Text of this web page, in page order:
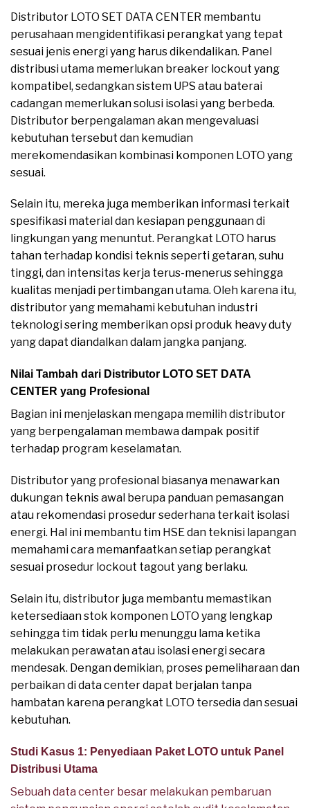
Distributor LOTO SET DATA CENTER membantu
perusahaan mengidentifikasi perangkat yang tepat
sesuai jenis energi yang harus dikendalikan. Panel
distribusi utama memerlukan breaker lockout yang
kompatibel, sedangkan sistem UPS atau baterai
cadangan memerlukan solusi isolasi yang berbeda.
Distributor berpengalaman akan mengevaluasi
kebutuhan tersebut dan kemudian
merekomendasikan kombinasi komponen LOTO yang
sesuai.
Selain itu, mereka juga memberikan informasi terkait
spesifikasi material dan kesiapan penggunaan di
lingkungan yang menuntut. Perangkat LOTO harus
tahan terhadap kondisi teknis seperti getaran, suhu
tinggi, dan intensitas kerja terus-menerus sehingga
kualitas menjadi pertimbangan utama. Oleh karena itu,
distributor yang memahami kebutuhan industri
teknologi sering memberikan opsi produk heavy duty
yang dapat diandalkan dalam jangka panjang.
Nilai Tambah dari Distributor LOTO SET DATA
CENTER yang Profesional
Bagian ini menjelaskan mengapa memilih distributor
yang berpengalaman membawa dampak positif
terhadap program keselamatan.
Distributor yang profesional biasanya menawarkan
dukungan teknis awal berupa panduan pemasangan
atau rekomendasi prosedur sederhana terkait isolasi
energi. Hal ini membantu tim HSE dan teknisi lapangan
memahami cara memanfaatkan setiap perangkat
sesuai prosedur lockout tagout yang berlaku.
Selain itu, distributor juga membantu memastikan
ketersediaan stok komponen LOTO yang lengkap
sehingga tim tidak perlu menunggu lama ketika
melakukan perawatan atau isolasi energi secara
mendesak. Dengan demikian, proses pemeliharaan dan
perbaikan di data center dapat berjalan tanpa
hambatan karena perangkat LOTO tersedia dan sesuai
kebutuhan.
Studi Kasus 1: Penyediaan Paket LOTO untuk Panel
Distribusi Utama
Sebuah data center besar melakukan pembaruan